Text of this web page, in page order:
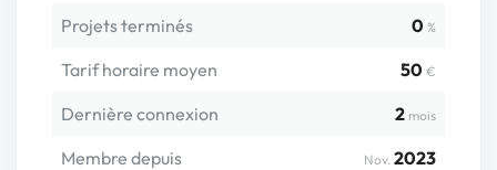
Projets terminés 0 %
Tarif horaire moyen 50 €
Dernière connexion 2 mois
Membre depuis Nov. 2023